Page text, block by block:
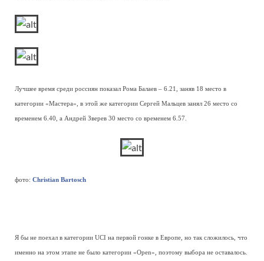
Лучшее время среди россиян показал Рома Балаев – 6.21, заняв 18 место в
категории «Мастера», в этой же категории Сергей Мальцев занял 26 место со
временем 6.40, а Андрей Зверев 30 место со временем 6.57.
фото: Christian Bartosch
Я бы не поехал в категории UCI на первой гонке в Европе, но так сложилось, что
именно на этом этапе не было категории «Open», поэтому выбора не оставалось.